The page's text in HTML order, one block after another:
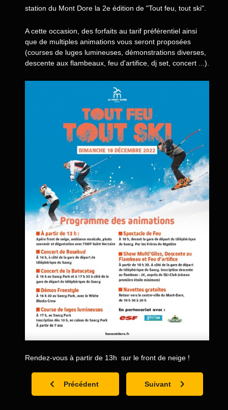
station du Mont Dore la 2e édition de "Tout feu, tout ski".
A cette occasion, des forfaits au tarif préférentiel ainsi
que de multiples animations vous seront proposées
(courses de luges lumineuses, démonstrations diverses,
descente aux flambeaux, feu d'artifice, dj set, concert ...).
Rendez-vous à partir de 13h sur le front de neige !
Article précédent : 31 décembre 2022 : Réveillon et
Précédent Article suivant : 10
Suivant